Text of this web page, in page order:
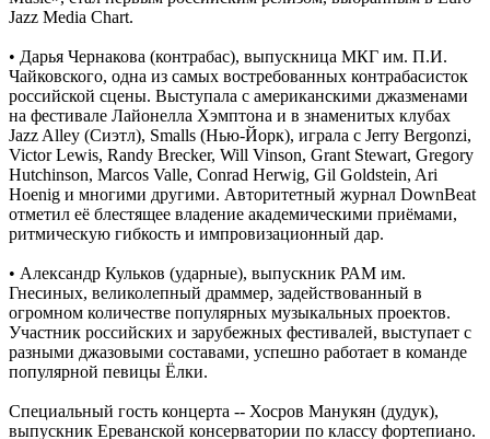
Jazz Media Chart.
• Дарья Чернакова (контрабас), выпускница МКГ им. П.И.
Чайковского, одна из самых востребованных контрабасисток
российской сцены. Выступала с американскими джазменами
на фестивале Лайонелла Хэмптона и в знаменитых клубах
Jazz Alley (Сиэтл), Smalls (Нью-Йорк), играла с Jerry Bergonzi,
Victor Lewis, Randy Brecker, Will Vinson, Grant Stewart, Gregory
Hutchinson, Marcos Valle, Conrad Herwig, Gil Goldstein, Ari
Hoenig и многими другими. Авторитетный журнал DownBeat
отметил её блестящее владение академическими приёмами,
ритмическую гибкость и импровизационный дар.
• Александр Кульков (ударные), выпускник РАМ им.
Гнесиных, великолепный драммер, задействованный в
огромном количестве популярных музыкальных проектов.
Участник российских и зарубежных фестивалей, выступает с
разными джазовыми составами, успешно работает в команде
популярной певицы Ёлки.
Специальный гость концерта -- Хосров Манукян (дудук),
выпускник Ереванской консерватории по классу фортепиано.